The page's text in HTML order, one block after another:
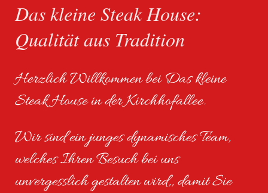
Das kleine Steak House:
Qualität aus Tradition
Herzlich Willkommen bei Das kleine
Steak House in der Kirchhofallee.
Wir sind ein junges dynamisches Team,
welches Ihren Besuch bei uns
unvergesslich gestalten wird,, damit Sie